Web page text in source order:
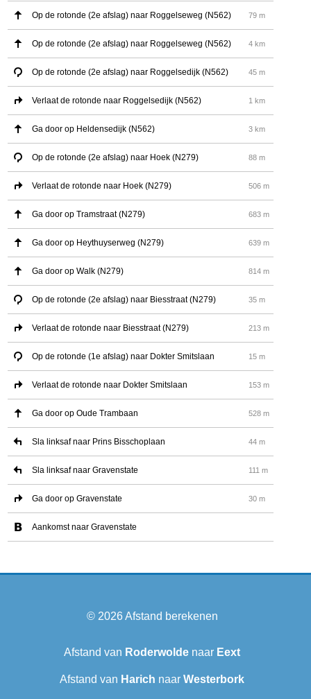
Op de rotonde (2e afslag) naar Roggelseweg (N562) 79 m
Op de rotonde (2e afslag) naar Roggelseweg (N562) 4 km
Op de rotonde (2e afslag) naar Roggelsedijk (N562) 45 m
Verlaat de rotonde naar Roggelsedijk (N562) 1 km
Ga door op Heldensedijk (N562) 3 km
Op de rotonde (2e afslag) naar Hoek (N279) 88 m
Verlaat de rotonde naar Hoek (N279) 506 m
Ga door op Tramstraat (N279) 683 m
Ga door op Heythuyserweg (N279) 639 m
Ga door op Walk (N279) 814 m
Op de rotonde (2e afslag) naar Biesstraat (N279) 35 m
Verlaat de rotonde naar Biesstraat (N279) 213 m
Op de rotonde (1e afslag) naar Dokter Smitslaan 15 m
Verlaat de rotonde naar Dokter Smitslaan 153 m
Ga door op Oude Trambaan 528 m
Sla linksaf naar Prins Bisschoplaan 44 m
Sla linksaf naar Gravenstate 111 m
Ga door op Gravenstate 30 m
Aankomst naar Gravenstate
© 2026Afstand berekenen
Afstand van Roderwolde naar Eext
Afstand van Harich naar Westerbork